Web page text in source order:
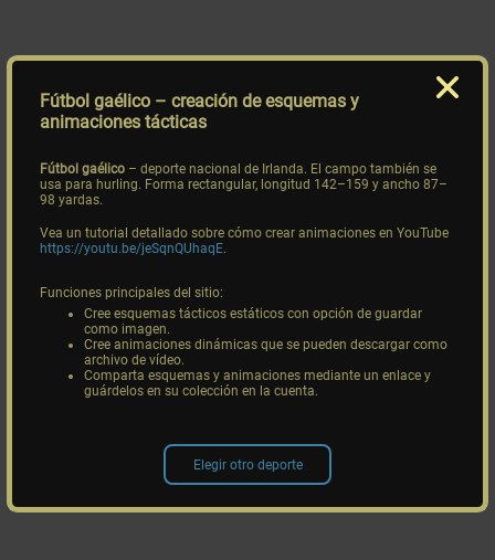
Fútbol gaélico – creación de esquemas y
animaciones tácticas
Fútbol gaélico – deporte nacional de Irlanda. El campo también se
usa para hurling. Forma rectangular, longitud 142–159 y ancho 87–
98 yardas.
Vea un tutorial detallado sobre cómo crear animaciones en YouTube
https://youtu.be/jeSqnQUhaqE.
Funciones principales del sitio:
Cree esquemas tácticos estáticos con opción de guardar
como imagen.
Cree animaciones dinámicas que se pueden descargar como
archivo de vídeo.
Comparta esquemas y animaciones mediante un enlace y
guárdelos en su colección en la cuenta.
Elegir otro deporte